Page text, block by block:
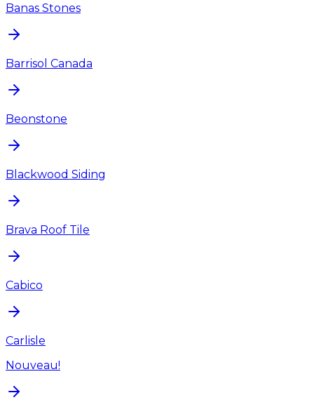
Banas Stones
Barrisol Canada
Beonstone
Blackwood Siding
Brava Roof Tile
Cabico
Carlisle
Nouveau!